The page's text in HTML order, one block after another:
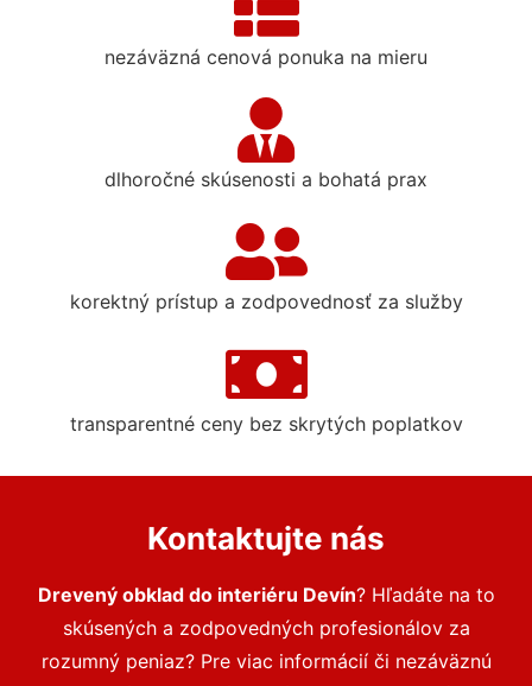
nezáväzná cenová ponuka na mieru
dlhoročné skúsenosti a bohatá prax
korektný prístup a zodpovednosť za služby
transparentné ceny bez skrytých poplatkov
Kontaktujte nás
Drevený obklad do interiéru Devín? Hľadáte na to
skúsených a zodpovedných profesionálov za
rozumný peniaz? Pre viac informácií či nezáväznú